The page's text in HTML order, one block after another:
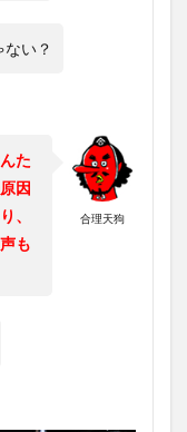
い？
合理天狗
た
因
、
も